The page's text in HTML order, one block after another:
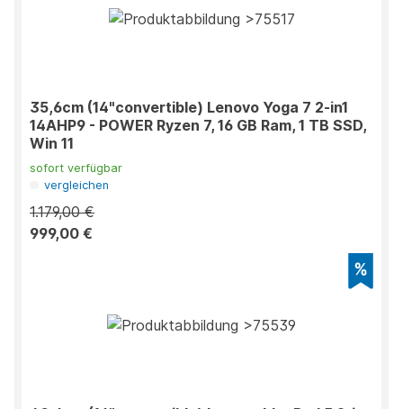
35,6cm (14"convertible) Lenovo Yoga 7 2-in1
14AHP9 - POWER Ryzen 7, 16 GB Ram, 1 TB SSD,
Win 11
sofort verfügbar
vergleichen
1.179,00 €
999,00 €